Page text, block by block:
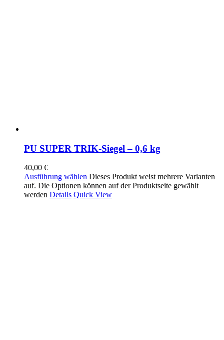
PU SUPER TRIK-Siegel – 0,6 kg
40,00 €
Ausführung wählen Dieses Produkt weist mehrere Varianten
auf. Die Optionen können auf der Produktseite gewählt
werden Details Quick View